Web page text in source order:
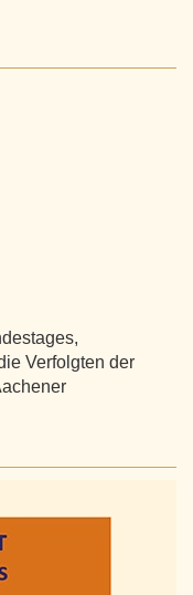
Verfolgten der